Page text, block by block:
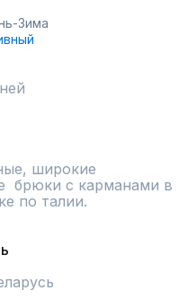
Зима
широкие
брюки с карманами в
по талии.